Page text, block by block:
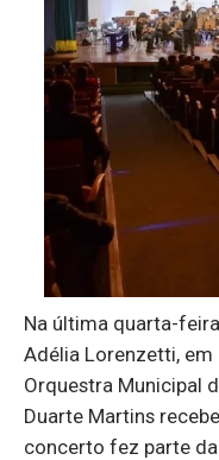
Na última quarta-
Adélia Lorenzetti, em
Orquestra Municipal
Duarte Martins
concerto fez parte